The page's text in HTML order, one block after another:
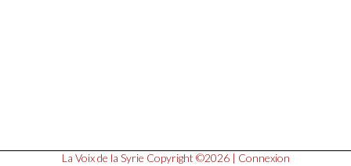
La Voix de la Syrie Copyright ©2026 | Connexion